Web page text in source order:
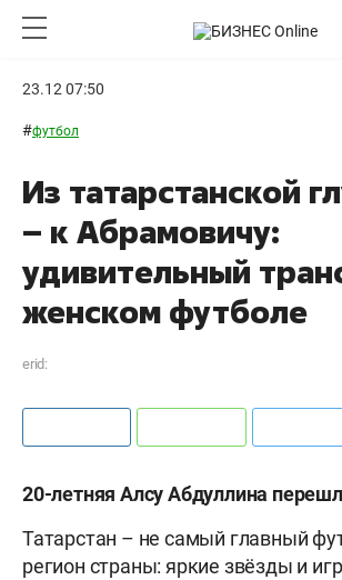
23.12 07:50
#футбол
Из татарстанской
– к Абрамовичу:
удивительный
женском футболе
erid:
20-летняя Алсу Абдуллина
Татарстан – не самый главный
регион страны: яркие звёзды и